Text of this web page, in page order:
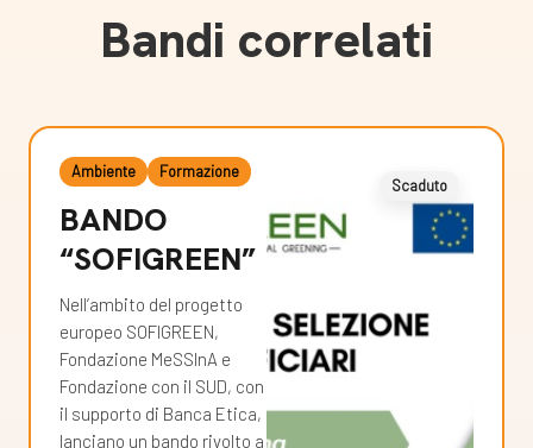
Bandi correlati
Ambiente Formazione
BANDO
“SOFIGREEN”
Nell’ambito del progetto
europeo SOFIGREEN,
Fondazione MeSSInA e
Fondazione con il SUD, con
il supporto di Banca Etica,
lanciano un bando rivolto a
Scaduto